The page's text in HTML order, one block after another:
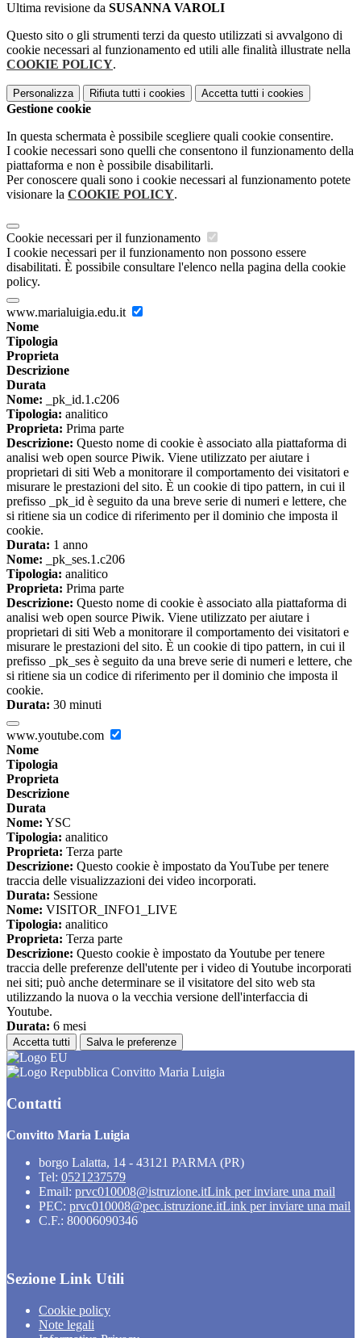
Ultima revisione da SUSANNA VAROLI
Questo sito o gli strumenti terzi da questo utilizzati si avvalgono di
cookie necessari al funzionamento ed utili alle finalità illustrate nella
COOKIE POLICY.
Personalizza Rifiuta tutti i cookies Accetta tutti i cookies
Gestione cookie
In questa schermata è possibile scegliere quali cookie consentire.
I cookie necessari sono quelli che consentono il funzionamento della
piattaforma e non è possibile disabilitarli.
Per conoscere quali sono i cookie necessari al funzionamento potete
visionare la COOKIE POLICY.
Cookie necessari per il funzionamento
I cookie necessari per il funzionamento non possono essere
disabilitati. È possibile consultare l'elenco nella pagina della cookie
policy.
www.marialuigia.edu.it
Nome
Tipologia
Proprieta
Descrizione
Durata
Nome: _pk_id.1.c206
Tipologia: analitico
Proprieta: Prima parte
Descrizione: Questo nome di cookie è associato alla piattaforma di
analisi web open source Piwik. Viene utilizzato per aiutare i
proprietari di siti Web a monitorare il comportamento dei visitatori e
misurare le prestazioni del sito. È un cookie di tipo pattern, in cui il
prefisso _pk_id è seguito da una breve serie di numeri e lettere, che
si ritiene sia un codice di riferimento per il dominio che imposta il
cookie.
Durata: 1 anno
Nome: _pk_ses.1.c206
Tipologia: analitico
Proprieta: Prima parte
Descrizione: Questo nome di cookie è associato alla piattaforma di
analisi web open source Piwik. Viene utilizzato per aiutare i
proprietari di siti Web a monitorare il comportamento dei visitatori e
misurare le prestazioni del sito. È un cookie di tipo pattern, in cui il
prefisso _pk_ses è seguito da una breve serie di numeri e lettere, che
si ritiene sia un codice di riferimento per il dominio che imposta il
cookie.
Durata: 30 minuti
www.youtube.com
Nome
Tipologia
Proprieta
Descrizione
Durata
Nome: YSC
Tipologia: analitico
Proprieta: Terza parte
Descrizione: Questo cookie è impostato da YouTube per tenere
traccia delle visualizzazioni dei video incorporati.
Durata: Sessione
Nome: VISITOR_INFO1_LIVE
Tipologia: analitico
Proprieta: Terza parte
Descrizione: Questo cookie è impostato da Youtube per tenere
traccia delle preferenze dell'utente per i video di Youtube incorporati
nei siti; può anche determinare se il visitatore del sito web sta
utilizzando la nuova o la vecchia versione dell'interfaccia di
Youtube.
Durata: 6 mesi
Accetta tutti Salva le preferenze
Convitto Maria Luigia
Contatti
Convitto Maria Luigia
borgo Lalatta, 14 - 43121 PARMA (PR)
Tel: 0521237579
Email: prvc010008@istruzione.itLink per inviare una mail
PEC: prvc010008@pec.istruzione.itLink per inviare una mail
C.F.: 80006090346
Sezione Link Utili
Cookie policy
Note legali